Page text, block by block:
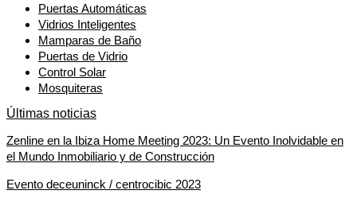
Puertas Automáticas
Vidrios Inteligentes
Mamparas de Baño
Puertas de Vidrio
Control Solar
Mosquiteras
Últimas noticias
Zenline en la Ibiza Home Meeting 2023: Un Evento Inolvidable en
el Mundo Inmobiliario y de Construcción
Evento deceuninck / centrocibic 2023